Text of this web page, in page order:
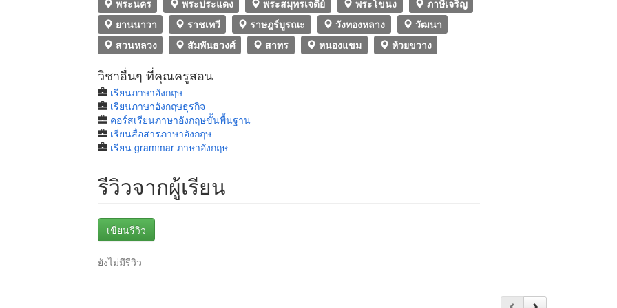
พระนคร
พระประแดง พระสมุทรเจดีย์ พระโขนง
ภาษีเจริญ
ยานนาวา
ราชเทวี ราษฎร์บูรณะ วังทองหลาง
วัฒนา
สวนหลวง
สัมพันธวงศ์ สาทร หนองแขม ห้วยขวาง
วิชาอื่นๆ ที่คุณครูสอน
เรียนภาษาอังกฤษ
เรียนภาษาอังกฤษธุรกิจ
คอร์สเรียนภาษาอังกฤษขั้นพื้นฐาน
เรียนสื่อสารภาษาอังกฤษ
เรียน grammar ภาษาอังกฤษ
รีวิวจากผู้เรียน
เขียนรีวิว
ยังไม่มีรีวิว